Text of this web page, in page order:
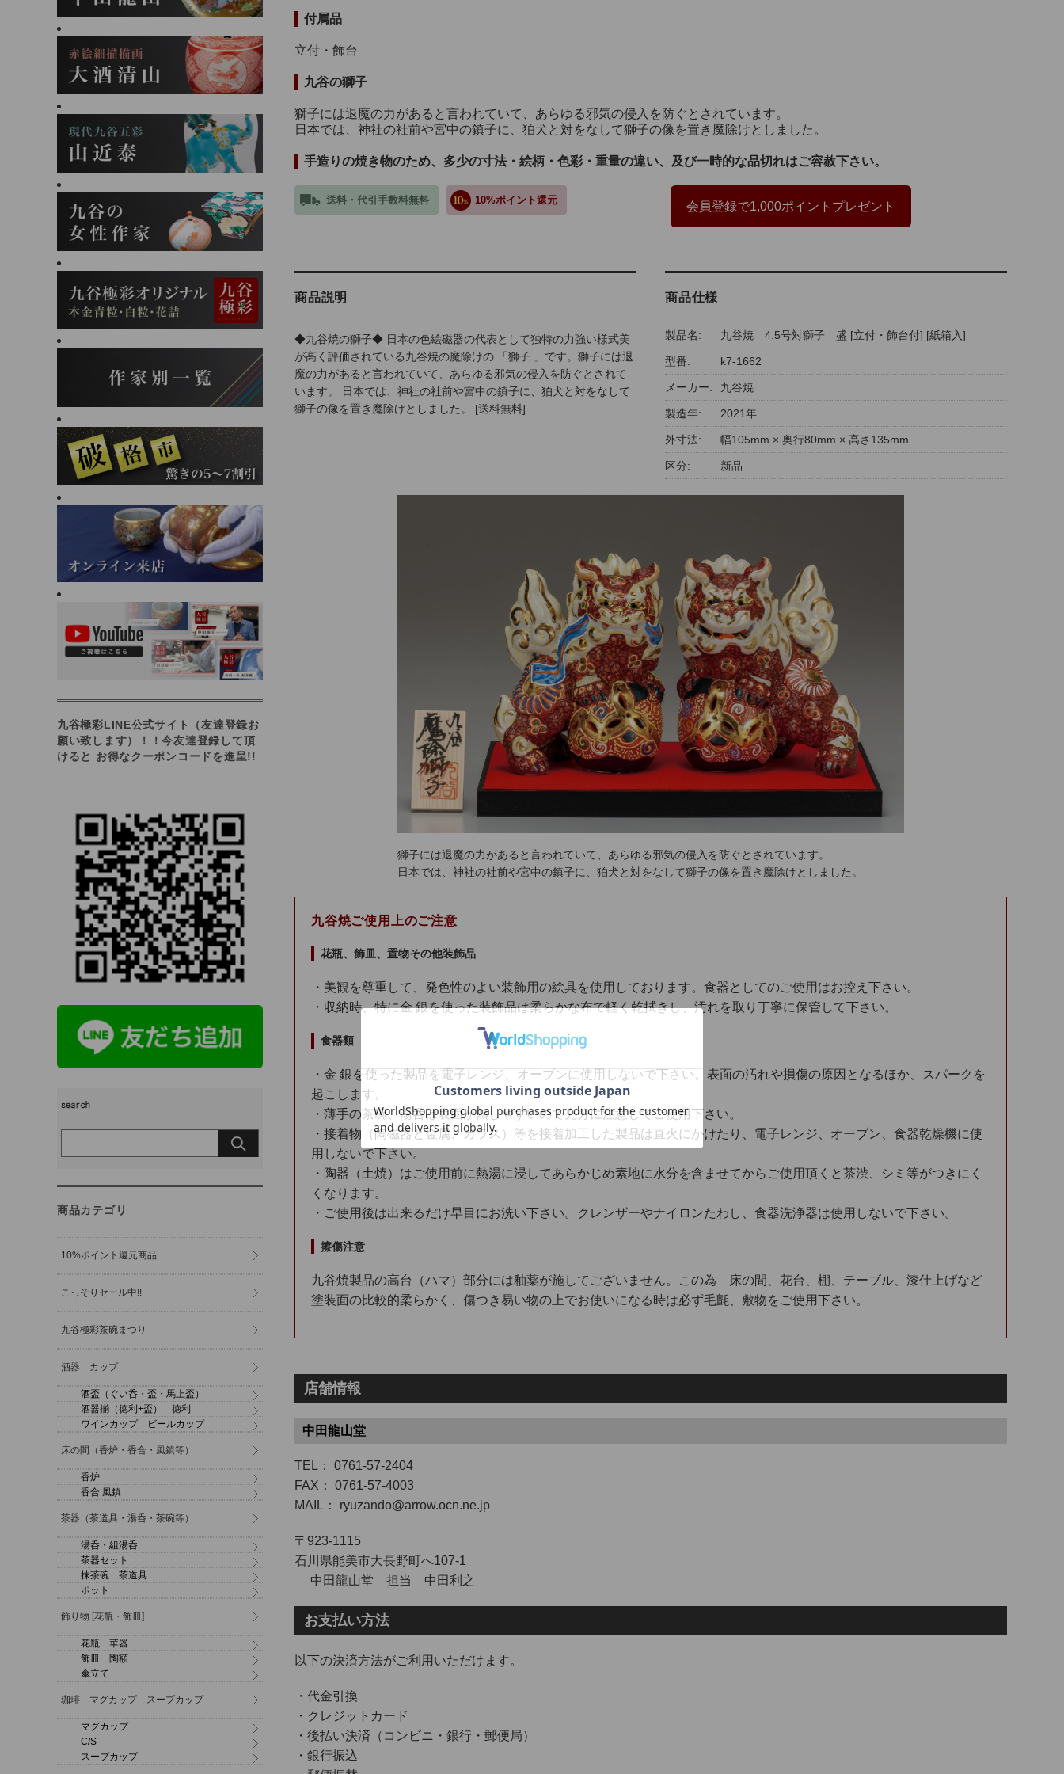
付属品
立付・飾台
九谷の獅子
獅子には退魔の力があると言われていて、あらゆる邪気の侵入を防ぐとされています。
日本では、神社の社前や宮中の鎮子に、狛犬と対をなして獅子の像を置き魔除けとしました。
手造りの焼き物のため、多少の寸法・絵柄・色彩・重量の違い、及び一時的な品切れはご容赦下さい。
送料・代引手数料無料 10%ポイント還元 会員登録で1,000ポイントプレゼント
商品説明
◆九谷焼の獅子◆ 日本の色絵磁器の代表として独特の力強い様式美
が高く評価されている九谷焼の魔除けの 「獅子 」です。獅子には退
魔の力があると言われていて、あらゆる邪気の侵入を防ぐとされて
います。 日本では、神社の社前や宮中の鎮子に、狛犬と対をなして
獅子の像を置き魔除けとしました。 [送料無料]
商品仕様
製品名: 九谷焼 4.5号対獅子 盛 [立付・飾台付] [紙箱入]
型番: k7-1662
メーカー: 九谷焼
製造年: 2021年
外寸法: 幅105mm × 奥行80mm × 高さ135mm
区分: 新品
獅子には退魔の力があると言われていて、あらゆる邪気の侵入を防ぐとされています。
日本では、神社の社前や宮中の鎮子に、狛犬と対をなして獅子の像を置き魔除けとしました。
九谷焼ご使用上のご注意
花瓶、飾皿、置物その他装飾品
・美観を尊重して、発色性のよい装飾用の絵具を使用しております。食器としてのご使用はお控え下さい。
・収納時、特に金 銀を使った装飾品は柔らかな布で軽く乾拭きし、汚れを取り丁寧に保管して下さい。
食器類
・金 銀を使った製品を電子レンジ、オーブンに使用しないで下さい。表面の汚れや損傷の原因となるほか、スパークを
起こします。
・薄手の茶碗、湯呑は表面が熱しやすいので充分に注意してご使用下さい。
・接着物（陶磁器と金属、ガラス）等を接着加工した製品は直火にかけたり、電子レンジ、オーブン、食器乾燥機に使
用しないで下さい。
・陶器（土焼）はご使用前に熱湯に浸してあらかじめ素地に水分を含ませてからご使用頂くと茶渋、シミ等がつきにく
くなります。
・ご使用後は出来るだけ早目にお洗い下さい。クレンザーやナイロンたわし、食器洗浄器は使用しないで下さい。
擦傷注意
九谷焼製品の高台（ハマ）部分には釉薬が施してございません。この為 床の間、花台、棚、テーブル、漆仕上げなど
塗装面の比較的柔らかく、傷つき易い物の上でお使いになる時は必ず毛氈、敷物をご使用下さい。
店舗情報
中田龍山堂
TEL： 0761-57-2404
FAX： 0761-57-4003
MAIL： ryuzando@arrow.ocn.ne.jp
〒923-1115
石川県能美市大長野町へ107-1
中田龍山堂 担当 中田利之
お支払い方法
以下の決済方法がご利用いただけます。
・代金引換
・クレジットカード
・後払い決済（コンビニ・銀行・郵便局）
・銀行振込
九谷極彩LINE公式サイト（友達登録お
願い致します）！！今友達登録して頂
けると お得なクーポンコードを進呈!!
商品カテゴリ
10%ポイント還元商品
こっそりセール中!!
九谷極彩茶碗まつり
酒器 カップ
酒盃（ぐい呑・盃・馬上盃）
酒器揃（徳利+盃） 徳利
ワインカップ ビールカップ
床の間（香炉・香合・風鎮等）
香炉
香合 風鎮
茶器（茶道具・湯呑・茶碗等）
湯呑・組湯呑
茶器セット
抹茶碗 茶道具
ポット
飾り物 [花瓶・飾皿]
花瓶 華器
飾皿 陶額
傘立て
珈琲 マグカップ スープカップ
マグカップ
C/S
スープカップ